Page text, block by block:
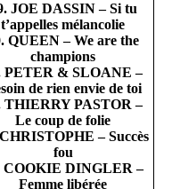
JOE DASSIN – Si tu
t’appelles mélancolie
QUEEN – We are the
champions
PETER & SLOANE –
de rien envie de toi
THIERRY PASTOR –
Le coup de folie
– Succès
fou
COOKIE DINGLER –
Femme libérée